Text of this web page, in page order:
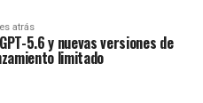
atrás
5.6 y nuevas versiones de
limitado